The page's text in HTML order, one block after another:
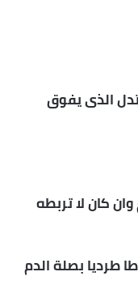
الذى يفوق
كان لا تربطه
طرديا بصلة الدم